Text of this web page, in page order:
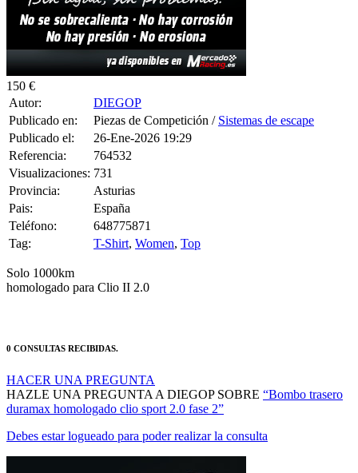
150 €
Autor:
DIEGOP
Publicado en:
Piezas de Competición / Sistemas de escape
Publicado el:
26-Ene-2026 19:29
Referencia:
764532
Visualizaciones: 731
Provincia:
Asturias
Pais:
España
Teléfono:
648775871
Tag:
T-Shirt, Women, Top
Solo 1000km
homologado para Clio II 2.0
0 CONSULTAS RECIBIDAS.
HACER UNA PREGUNTA
HAZLE UNA PREGUNTA A DIEGOP SOBRE “Bombo trasero
duramax homologado clio sport 2.0 fase 2”
Debes estar logueado para poder realizar la consulta